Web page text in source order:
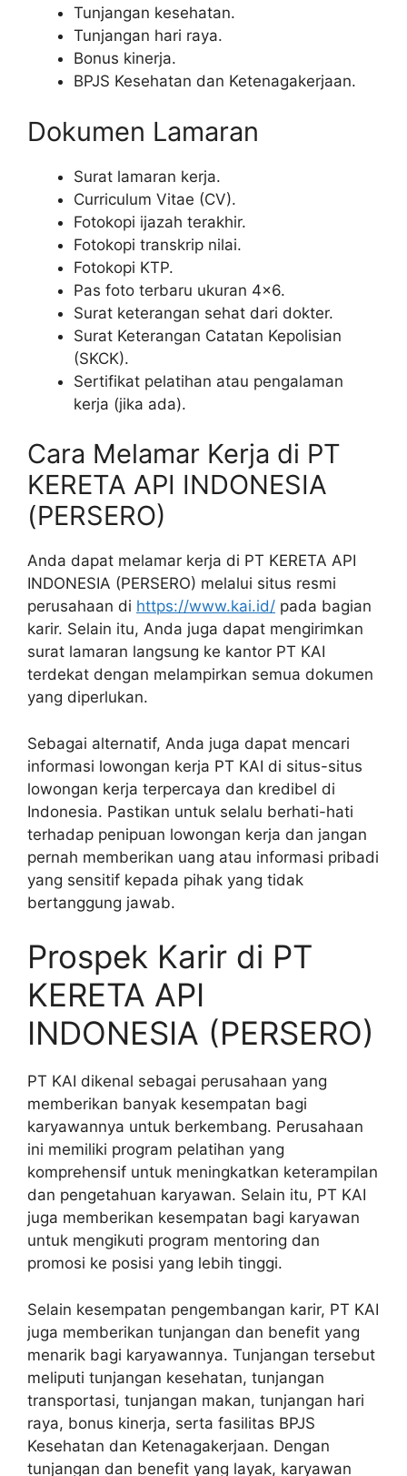
Tunjangan kesehatan.
Tunjangan hari raya.
Bonus kinerja.
BPJS Kesehatan dan Ketenagakerjaan.
Dokumen Lamaran
Surat lamaran kerja.
Curriculum Vitae (CV).
Fotokopi ijazah terakhir.
Fotokopi transkrip nilai.
Fotokopi KTP.
Pas foto terbaru ukuran 4×6.
Surat keterangan sehat dari dokter.
Surat Keterangan Catatan Kepolisian
(SKCK).
Sertifikat pelatihan atau pengalaman
kerja (jika ada).
Cara Melamar Kerja di PT
KERETA API INDONESIA
(PERSERO)
Anda dapat melamar kerja di PT KERETA API
INDONESIA (PERSERO) melalui situs resmi
perusahaan di https://www.kai.id/ pada bagian
karir. Selain itu, Anda juga dapat mengirimkan
surat lamaran langsung ke kantor PT KAI
terdekat dengan melampirkan semua dokumen
yang diperlukan.
Sebagai alternatif, Anda juga dapat mencari
informasi lowongan kerja PT KAI di situs-situs
lowongan kerja terpercaya dan kredibel di
Indonesia. Pastikan untuk selalu berhati-hati
terhadap penipuan lowongan kerja dan jangan
pernah memberikan uang atau informasi pribadi
yang sensitif kepada pihak yang tidak
bertanggung jawab.
Prospek Karir di PT
KERETA API
INDONESIA (PERSERO)
PT KAI dikenal sebagai perusahaan yang
memberikan banyak kesempatan bagi
karyawannya untuk berkembang. Perusahaan
ini memiliki program pelatihan yang
komprehensif untuk meningkatkan keterampilan
dan pengetahuan karyawan. Selain itu, PT KAI
juga memberikan kesempatan bagi karyawan
untuk mengikuti program mentoring dan
promosi ke posisi yang lebih tinggi.
Selain kesempatan pengembangan karir, PT KAI
juga memberikan tunjangan dan benefit yang
menarik bagi karyawannya. Tunjangan tersebut
meliputi tunjangan kesehatan, tunjangan
transportasi, tunjangan makan, tunjangan hari
raya, bonus kinerja, serta fasilitas BPJS
Kesehatan dan Ketenagakerjaan. Dengan
tunjangan dan benefit yang layak, karyawan